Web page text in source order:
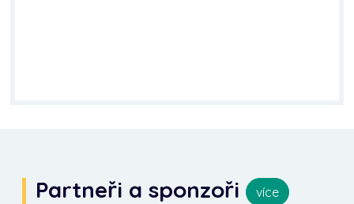
Partneři a sponzoři více